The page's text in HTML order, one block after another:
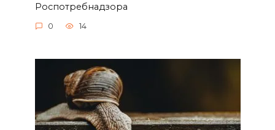
Роспотребнадзора
0 14